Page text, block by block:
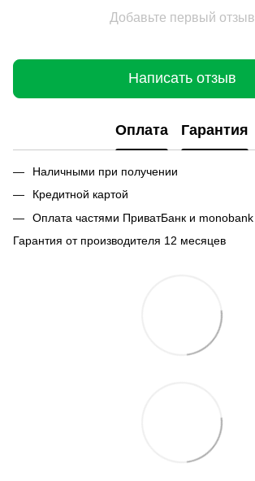
Добавьте первый отзыв
Написать отзыв
Оплата Гарантия
Наличными при получении
Кредитной картой
Оплата частями ПриватБанк и monobank
Гарантия от производителя 12 месяцев